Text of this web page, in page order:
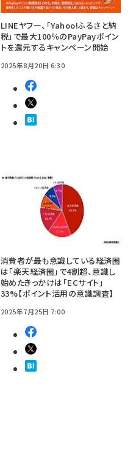
LINEヤフー、「Yahoo!ふるさと納
税」で最大100％のPayPayポイン
トを還元するキャンペーン開始
2025年8月20日 6:30
消費者が最も意識している経済圏
は「楽天経済圏」で4割超、意識し
始めたきっかけは「ECサイト」
33%【ポイント活用の意識調査】
2025年7月25日 7:00